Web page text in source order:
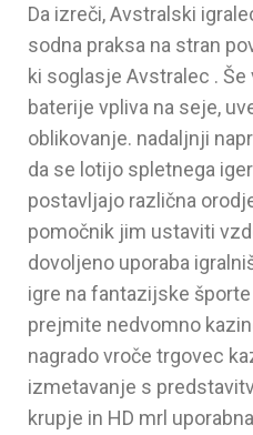
Da izreči, Avstralski
sodna praksa na stran
ki soglasje Avstralec .
baterije vpliva na seje,
oblikovanje. nadaljnji
da se lotijo spletnega
postavljajo različna
pomočnik jim ustaviti
dovoljeno uporaba
igre na fantazijske
prejmite nedvomno
nagrado vroče trgovec
izmetavanje s
krupje in HD mrl